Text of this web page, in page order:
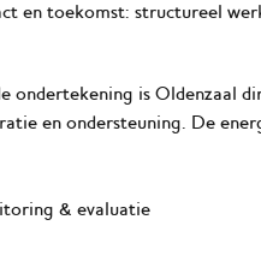
en toekomst: structureel
ondertekening is Oldenzaal
en ondersteuning. De
& evaluatie